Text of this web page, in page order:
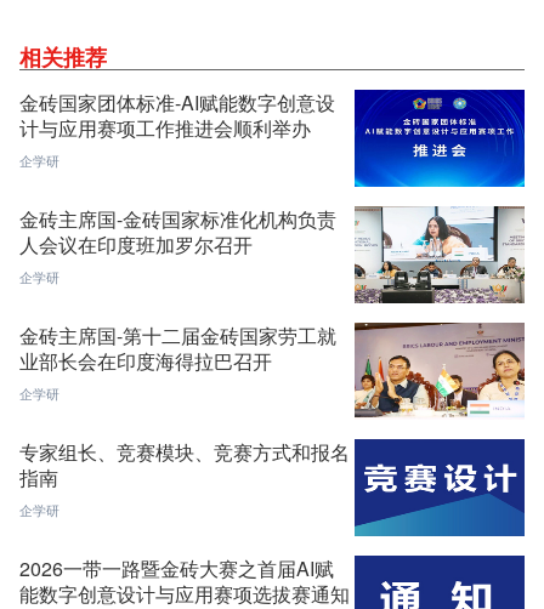
相关推荐
金砖国家团体标准-AI赋能数字创意设
计与应用赛项工作推进会顺利举办
企学研
金砖主席国-金砖国家标准化机构负责
人会议在印度班加罗尔召开
企学研
金砖主席国-第十二届金砖国家劳工就
业部长会在印度海得拉巴召开
企学研
专家组长、竞赛模块、竞赛方式和报名
指南
企学研
2026一带一路暨金砖大赛之首届AI赋
能数字创意设计与应用赛项选拔赛通知